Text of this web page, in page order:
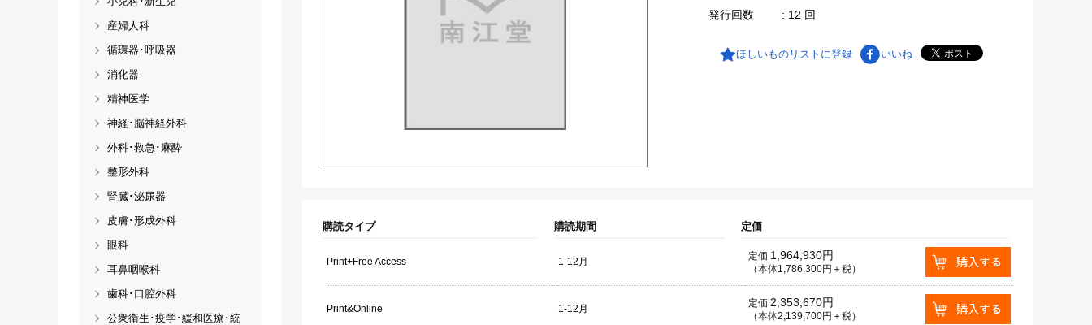
発行回数 : 12 回
ほしいものリストに登録 いいね
購読タイプ 購読期間 定価
Print+Free Access 1-12月 定価 1,964,930円
（本体1,786,300円＋税）
Print&Online 1-12月 定価 2,353,670円
（本体2,139,700円＋税）
産婦人科
循環器･呼吸器
消化器
精神医学
神経･脳神経外科
外科･救急･麻酔
整形外科
腎臓･泌尿器
皮膚･形成外科
眼科
耳鼻咽喉科
歯科･口腔外科
公衆衛生･疫学･緩和医療･統